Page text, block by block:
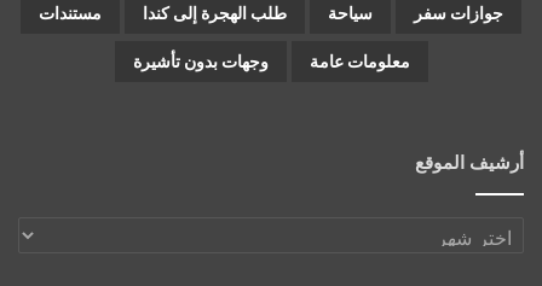
جوازات سفر سياحة طلب الهجرة إلى كندا مستندات
معلومات عامة وجهات بدون تأشيرة
أرشيف الموقع
أرشيف